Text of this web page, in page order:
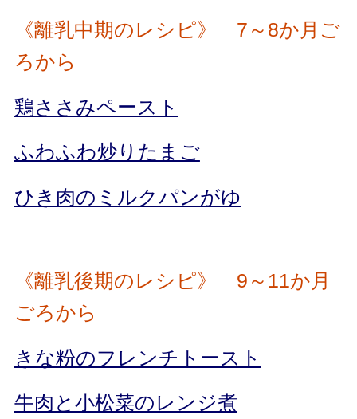
《離乳中期のレシピ》 7～8か月ご
ろから
鶏ささみペースト
ふわふわ炒りたまご
ひき肉のミルクパンがゆ
《離乳後期のレシピ》 9～11か月
ごろから
きな粉のフレンチトースト
牛肉と小松菜のレンジ煮